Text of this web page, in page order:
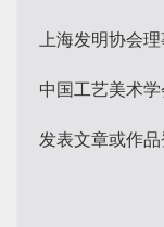
上海发明协会理
中国工艺美术
发表文章或作